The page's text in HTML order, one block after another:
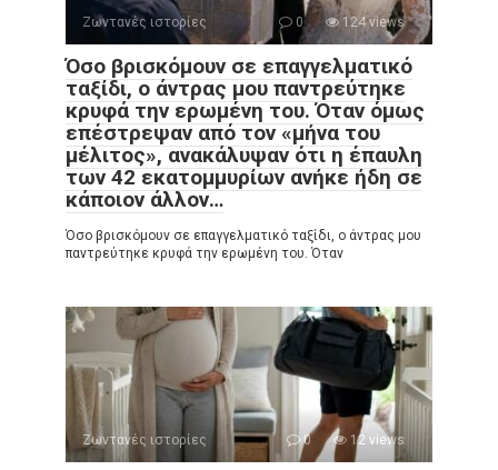
Ζωντανές ιστορίες 0 124 views
Όσο βρισκόμουν σε επαγγελματικό
ταξίδι, ο άντρας μου παντρεύτηκε
κρυφά την ερωμένη του. Όταν όμως
επέστρεψαν από τον «μήνα του
μέλιτος», ανακάλυψαν ότι η έπαυλη
των 42 εκατομμυρίων ανήκε ήδη σε
κάποιον άλλον…
Όσο βρισκόμουν σε επαγγελματικό ταξίδι, ο άντρας μου
παντρεύτηκε κρυφά την ερωμένη του. Όταν
Ζωντανές ιστορίες 0 12 views